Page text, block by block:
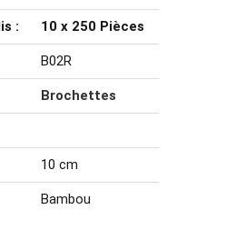
: 10 x 250 Pièces
B02R
Brochettes
10 cm
Bambou